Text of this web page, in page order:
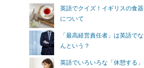
英語でクイズ！イギリスの食器
について
「最高経営責任者」は英語でな
んという？
英語でいろいろな「休憩する」